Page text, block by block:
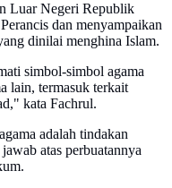
Luar Negeri Republik
dan menyampaikan
dinilai menghina Islam.
simbol-simbol agama
lain, termasuk terkait
kata Fachrul.
adalah tindakan
atas perbuatannya